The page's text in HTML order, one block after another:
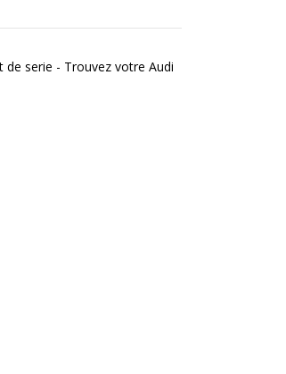
de serie - Trouvez votre Audi